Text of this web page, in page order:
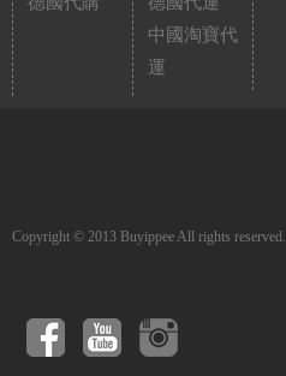
中國淘寶代
運
Copyright © 2013 Buyippee All rights reserved.